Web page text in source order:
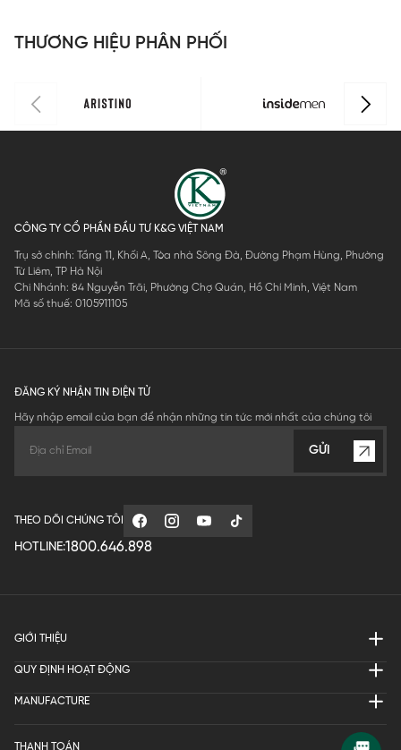
THƯƠNG HIỆU PHÂN PHỐI
CÔNG TY CỔ PHẦN ĐẦU TƯ K&G VIỆT NAM
Trụ sở chính: Tầng 11, Khối A, Tòa nhà Sông Đà, Đường Phạm Hùng, Phường
Từ Liêm, TP Hà Nội
Chi Nhánh: 84 Nguyễn Trãi, Phường Chợ Quán, Hồ Chí Minh, Việt Nam
Mã số thuế: 0105911105
ĐĂNG KÝ NHẬN TIN ĐIỆN TỬ
Hãy nhập email của bạn để nhận những tin tức mới nhất của chúng tôi
GỬI
THEO DÕI CHÚNG TÔI
HOTLINE:1800.646.898
GIỚI THIỆU
QUY ĐỊNH HOẠT ĐỘNG
MANUFACTURE
THANH TOÁN